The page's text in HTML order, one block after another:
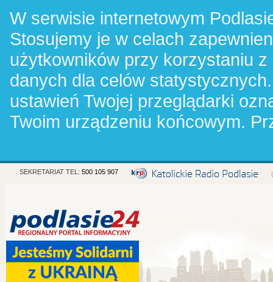
W serwisie internetowym
Stosujemy je w celach
użytkowników przy korzystaniu
danych dla celów
ustawień Twojej przeglądarki
Twoim urządzeniu końcowym.
SEKRETARIAT TEL: 500 105 907